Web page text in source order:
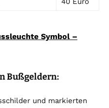
Symbol –
Bußgeldern:
und markierten